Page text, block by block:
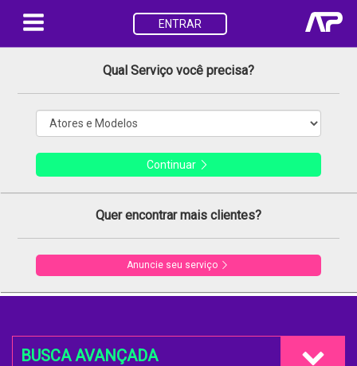
ENTRAR
Qual Serviço você precisa?
Continuar
Quer encontrar mais clientes?
Anuncie seu serviço
BUSCA AVANÇADA